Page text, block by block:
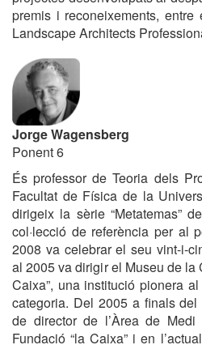
premis i reconeixements, entre
Landscape Architects
Jorge Wagensberg
Ponent 6
És professor de Teoria dels
Facultat de Física de la
dirigeix la sèrie “Metatemas”
col·lecció de referència per al
2008 va celebrar el seu vint-i-
al 2005 va dirigir el Museu de la
Caixa”, una institució pionera
categoria. Del 2005 a finals
de director de l’Àrea de
Fundació “la Caixa” i en